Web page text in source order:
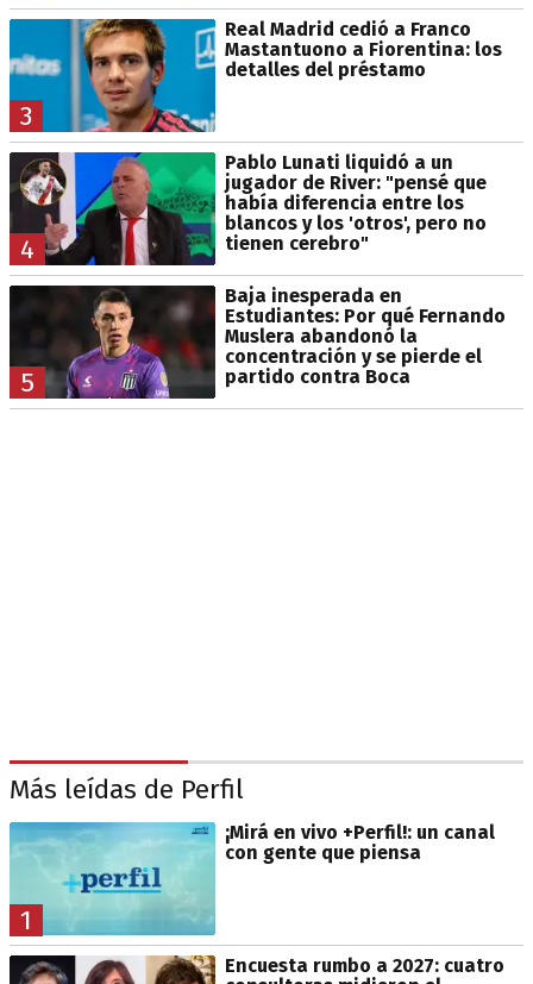
3
Real Madrid cedió a Franco
Mastantuono a Fiorentina: los
detalles del préstamo
4
Pablo Lunati liquidó a un
jugador de River: "pensé que
había diferencia entre los
blancos y los 'otros', pero no
tienen cerebro"
5
Baja inesperada en
Estudiantes: Por qué Fernando
Muslera abandonó la
concentración y se pierde el
partido contra Boca
Más leídas de Perfil
1
¡Mirá en vivo +Perfil!: un canal
con gente que piensa
Encuesta rumbo a 2027: cuatro